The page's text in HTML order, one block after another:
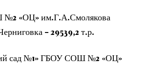
«ОЦ» им.Г.А.Смолякова
– 29539,2 т.р.
сад №1» ГБОУ СОШ №2 «ОЦ»